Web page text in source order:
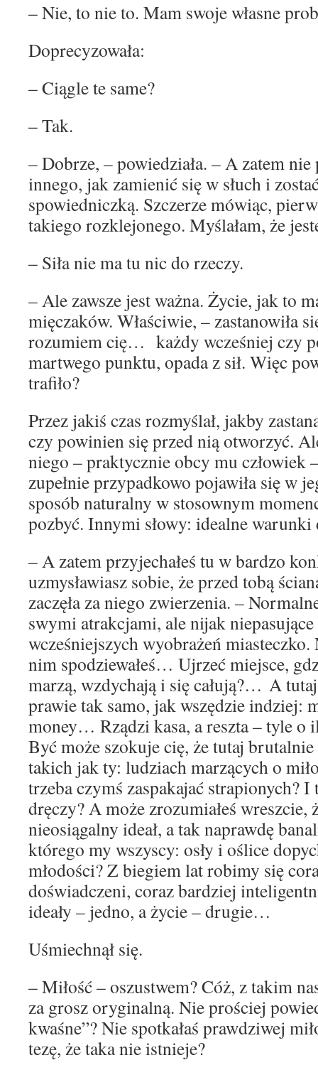
– Nie, to nie to. Mam swoje własne
Doprecyzowała:
– Ciągle te same?
– Tak.
– Dobrze, – powiedziała. – A zatem
innego, jak zamienić się w słuch i
spowiedniczką. Szczerze mówiąc,
takiego rozklejonego. Myślałam, że
– Siła nie ma tu nic do rzeczy.
– Ale zawsze jest ważna. Życie, jak to
mięczaków. Właściwie, – zastanowiła
rozumiem cię… każdy wcześniej czy
martwego punktu, opada z sił. Więc
trafiło?
Przez jakiś czas rozmyślał, jakby
czy powinien się przed nią otworzyć.
niego – praktycznie obcy mu człowiek
zupełnie przypadkowo pojawiła się w
sposób naturalny w stosownym
pozbyć. Innymi słowy: idealne
– A zatem przyjechałeś tu w bardzo
uzmysławiasz sobie, że przed tobą
zaczęła za niego zwierzenia. –
swymi atrakcjami, ale nijak
wcześniejszych wyobrażeń
nim spodziewałeś… Ujrzeć miejsce,
marzą, wzdychają i się całują?… A
prawie tak samo, jak wszędzie indziej:
money… Rządzi kasa, a reszta – tyle o
Być może szokuje cię, że tutaj
takich jak ty: ludziach marzących o
trzeba czymś zaspakajać strapionych? I
dręczy? A może zrozumiałeś wreszcie,
nieosiągalny ideał, a tak naprawdę
którego my wszyscy: osły i oślice
młodości? Z biegiem lat robimy się
doświadczeni, coraz bardziej
ideały – jedno, a życie – drugie…
Uśmiechnął się.
– Miłość – oszustwem? Cóż, z takim
za grosz oryginalną. Nie prościej
kwaśne”? Nie spotkałaś prawdziwej
tezę, że taka nie istnieje?